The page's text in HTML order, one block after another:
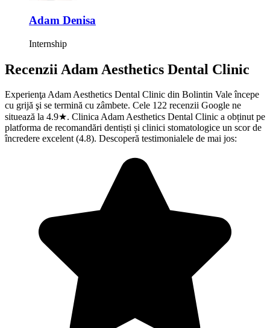
Adam Denisa
Internship
Recenzii Adam Aesthetics Dental Clinic
Experienţa Adam Aesthetics Dental Clinic din Bolintin Vale începe
cu grijă şi se termină cu zâmbete. Cele 122 recenzii Google ne
situează la 4.9★. Clinica Adam Aesthetics Dental Clinic a obținut pe
platforma de recomandări dentiști și clinici stomatologice un scor de
încredere excelent (4.8). Descoperă testimonialele de mai jos: